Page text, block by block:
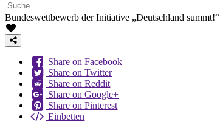
Bundeswettbewerb der Initiative „Deutschland summt!“
Share on Facebook
Share on Twitter
Share on Reddit
Share on Google+
Share on Pinterest
Einbetten